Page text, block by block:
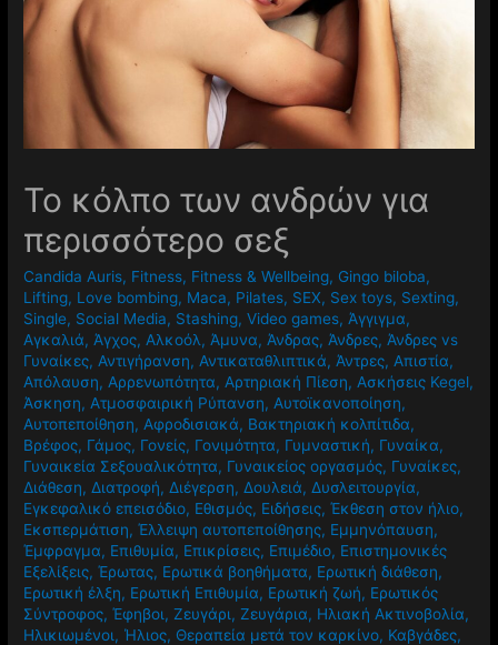
Το κόλπο των ανδρών για
περισσότερο σεξ
Candida Auris, Fitness, Fitness & Wellbeing, Gingo biloba,
Lifting, Love bombing, Maca, Pilates, SEX, Sex toys, Sexting,
Single, Social Media, Stashing,Video games, Άγγιγμα,
Αγκαλιά, Άγχος, Αλκοόλ, Άμυνα, Άνδρας, Άνδρες, Άνδρες vs
Γυναίκες, Αντιγήρανση, Αντικαταθλιπτικά, Άντρες, Απιστία,
Απόλαυση, Αρρενωπότητα, Αρτηριακή Πίεση, Ασκήσεις Kegel,
Άσκηση, Ατμοσφαιρική Ρύπανση, Αυτοϊκανοποίηση,
Αυτοπεποίθηση, Αφροδισιακά, Βακτηριακή κολπίτιδα,
Βρέφος, Γάμος, Γονείς, Γονιμότητα, Γυμναστική, Γυναίκα,
Γυναικεία Σεξουαλικότητα, Γυναικείος οργασμός, Γυναίκες,
Διάθεση, Διατροφή, Διέγερση, Δουλειά, Δυσλειτουργία,
Εγκεφαλικό επεισόδιο, Εθισμός, Ειδήσεις,Έκθεση στον ήλιο,
Εκσπερμάτιση,Έλλειψη αυτοπεποίθησης, Εμμηνόπαυση,
Έμφραγμα, Επιθυμία, Επικρίσεις, Επιμέδιο, Επιστημονικές
Εξελίξεις,Έρωτας, Ερωτικά βοηθήματα, Ερωτική διάθεση,
Ερωτική έλξη, Ερωτική Επιθυμία, Ερωτική ζωή, Ερωτικός
Σύντροφος,Έφηβοι,Ζευγάρι,Ζευγάρια, Ηλιακή Ακτινοβολία,
Ηλικιωμένοι, Ήλιος, Θεραπεία μετά τον καρκίνο, Καβγάδες,